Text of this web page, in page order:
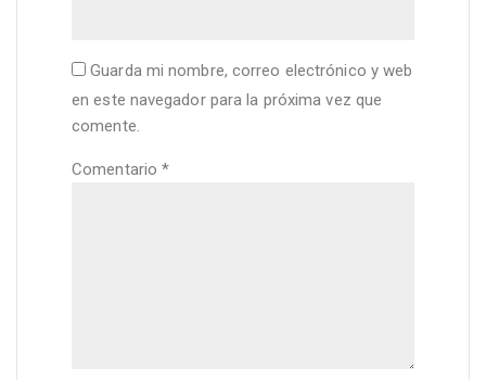
Guarda mi nombre, correo electrónico y web
en este navegador para la próxima vez que
comente.
Comentario*